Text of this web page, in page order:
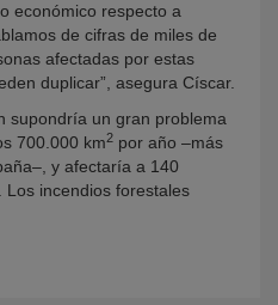
económico respecto a
de cifras de miles de
afectadas por estas
duplicar”, asegura Císcar.
supondría un gran problema
700.000 km2 por año –más
y afectaría a 140
Los incendios forestales